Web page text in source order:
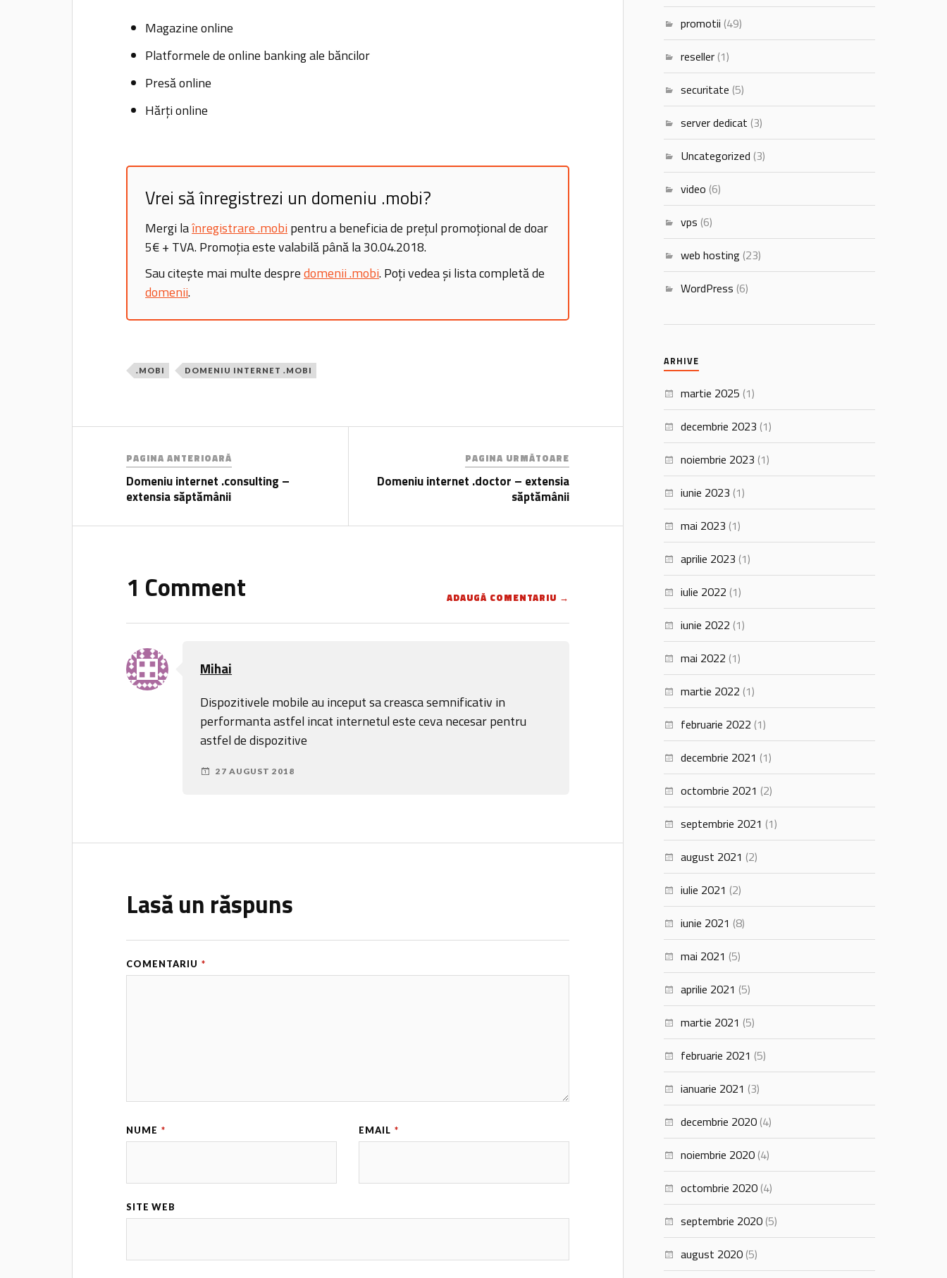
Magazine online
Platformele de online banking ale băncilor
Presă online
Hărți online
Vrei să înregistrezi un domeniu .mobi?
Mergi laînregistrare .mobi pentru a beneficia de prețul promoțional de doar
5€ + TVA. Promoția este valabilă până la 30.04.2018.
Sau citește mai multe despredomenii .mobi. Poți vedea și lista completă de
domenii.
.MOBI DOMENIU INTERNET .MOBI
PAGINA ANTERIOARĂ
Domeniu internet .consulting –
extensia săptămânii
PAGINA URMĂTOARE
Domeniu internet .doctor – extensia
săptămânii
1 Comment ADAUGĂ COMENTARIU →
Mihai
Dispozitivele mobile au inceput sa creasca semnificativ in
performanta astfel incat internetul este ceva necesar pentru
astfel de dispozitive
27 AUGUST 2018
Lasă un răspuns
COMENTARIU *
NUME * EMAIL *
SITE WEB
promotii (49)
reseller (1)
securitate (5)
server dedicat (3)
Uncategorized (3)
video (6)
vps (6)
web hosting (23)
WordPress (6)
ARHIVE
martie 2025 (1)
decembrie 2023 (1)
noiembrie 2023 (1)
iunie 2023 (1)
mai 2023 (1)
aprilie 2023 (1)
iulie 2022 (1)
iunie 2022 (1)
mai 2022 (1)
martie 2022 (1)
februarie 2022 (1)
decembrie 2021 (1)
octombrie 2021 (2)
septembrie 2021 (1)
august 2021 (2)
iulie 2021 (2)
iunie 2021 (8)
mai 2021 (5)
aprilie 2021 (5)
martie 2021 (5)
februarie 2021 (5)
ianuarie 2021 (3)
decembrie 2020 (4)
noiembrie 2020 (4)
octombrie 2020 (4)
septembrie 2020 (5)
august 2020 (5)